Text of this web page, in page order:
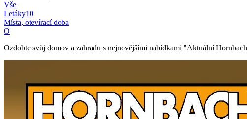
Vše
Letáky10
Místa, otevírací doba
O
Ozdobte svůj domov a zahradu s nejnovějšími nabídkami "Aktuální